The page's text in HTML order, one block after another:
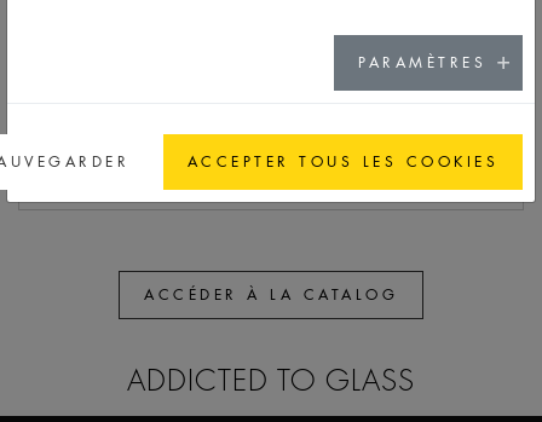
WING
ACCÉDER À LA CATALOG
ADDICTED TO GLASS
PARAMÈTRES
ACCEPTER TOUS LES COOKIES